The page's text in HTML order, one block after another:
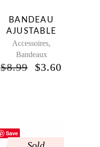
BANDEAU
AJUSTABLE
Accessoires,
Bandeaux
$8.99 $3.60
Save